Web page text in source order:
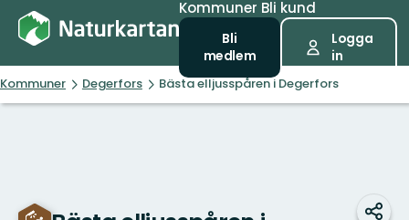
Kommuner Bli kund
Bli
medlem
Logga
in
Kommuner Degerfors Bästa elljusspåren i Degerfors